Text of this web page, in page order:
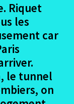
Riquet
les
car
le tunnel
on